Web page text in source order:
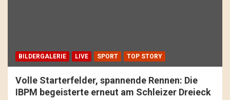
BILDERGALERIE LIVE SPORT TOP STORY
Volle Starterfelder, spannende Rennen: Die
IBPM begeisterte erneut am Schleizer Dreieck